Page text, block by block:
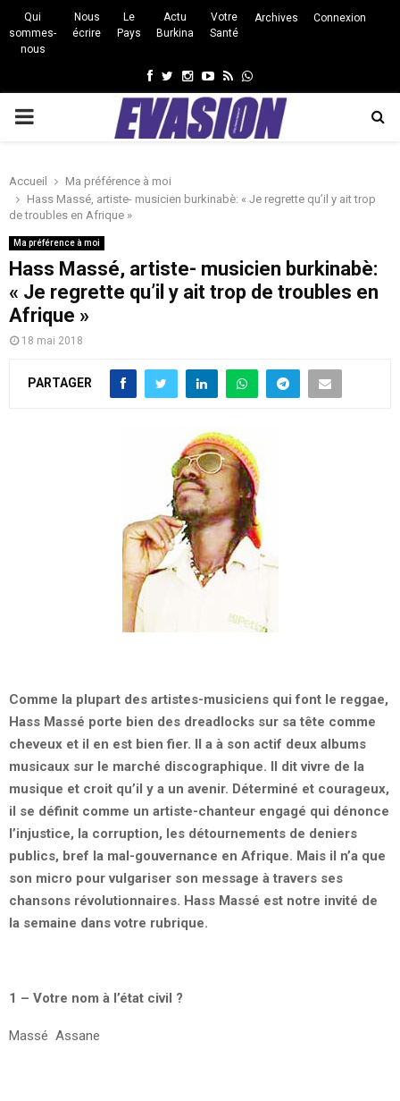
Qui
sommes-
nous
Nous
écrire
Le
Pays
Actu
Burkina
Votre
Santé
Archives Connexion
Facebook
Twitter
Instagram
Youtube
RssWhatsapp
PRIMARY
Accueil
Ma préférence à moi
Hass Massé, artiste- musicien burkinabè: « Je regrette qu’il y ait trop
de troubles en Afrique »
Ma préférence à moi
Hass Massé, artiste- musicien burkinabè:
« Je regrette qu’il y ait trop de troubles en
Afrique »
18 mai 2018
PARTAGER
Comme la plupart des artistes-musiciens qui font le reggae,
Hass Massé porte bien des dreadlocks sur sa tête comme
cheveux et il en est bien fier. Il a à son actif deux albums
musicaux sur le marché discographique. Il dit vivre de la
musique et croit qu’il y a un avenir. Déterminé et courageux,
il se définit comme un artiste-chanteur engagé qui dénonce
l’injustice, la corruption, les détournements de deniers
publics, bref la mal-gouvernance en Afrique. Mais il n’a que
son micro pour vulgariser son message à travers ses
chansons révolutionnaires. Hass Massé est notre invité de
la semaine dans votre rubrique.
1 – Votre nom à l’état civil ?
Massé Assane